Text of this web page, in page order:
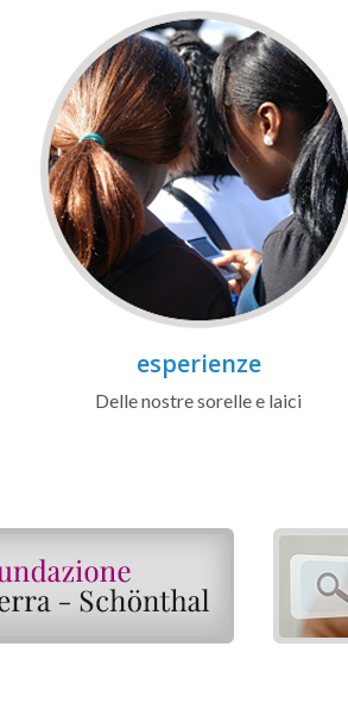
esperienze
Delle nostre sorelle e laici